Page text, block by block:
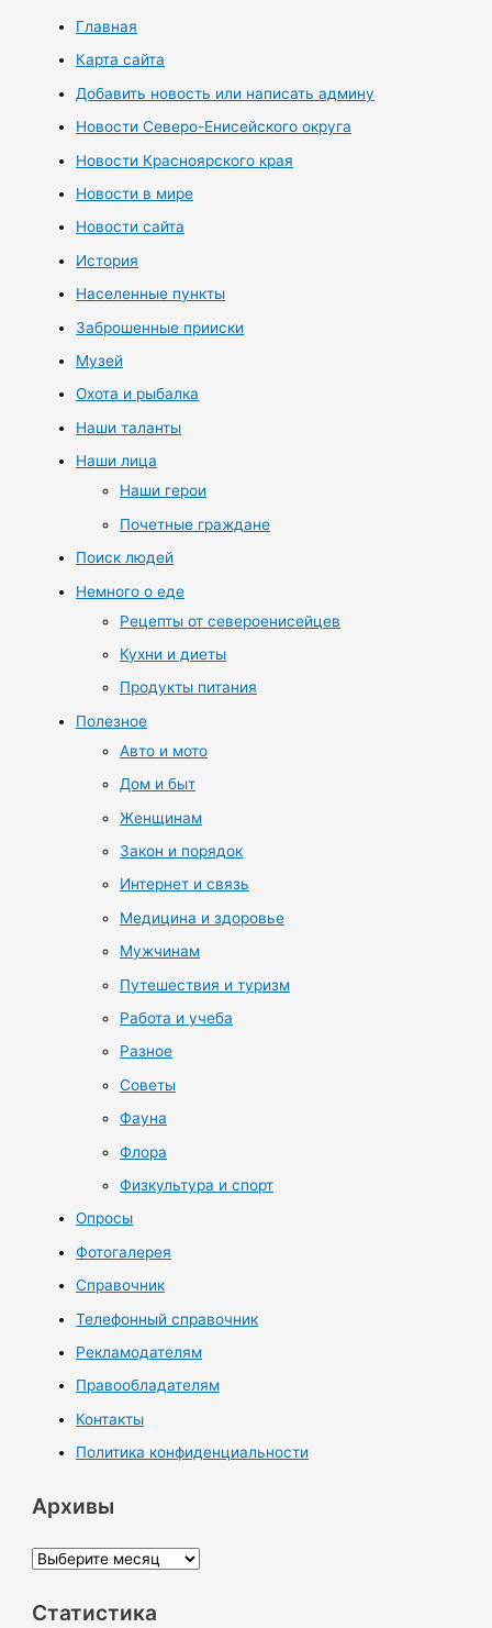
Главная
Карта сайта
Добавить новость или написать админу
Новости Северо-Енисейского округа
Новости Красноярского края
Новости в мире
Новости сайта
История
Населенные пункты
Заброшенные прииски
Музей
Охота и рыбалка
Наши таланты
Наши лица
Наши герои
Почетные граждане
Поиск людей
Немного о еде
Рецепты от североенисейцев
Кухни и диеты
Продукты питания
Полезное
Авто и мото
Дом и быт
Женщинам
Закон и порядок
Интернет и связь
Медицина и здоровье
Мужчинам
Путешествия и туризм
Работа и учеба
Разное
Советы
Фауна
Флора
Физкультура и спорт
Опросы
Фотогалерея
Справочник
Телефонный справочник
Рекламодателям
Правообладателям
Контакты
Политика конфиденциальности
Архивы
А
х
Статистика